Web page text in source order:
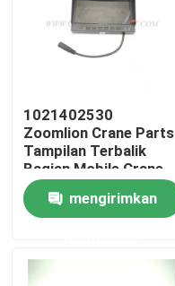
Rumah
1021402530
Zoomlion Crane Parts
Tampilan Terbalik
Bagian Mobile Crane
mengirimkan